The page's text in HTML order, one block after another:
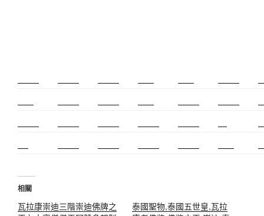
相關
瓦拉康崇迪三階崇迪佛牌之
泰國聖物,泰國五世皇,瓦拉